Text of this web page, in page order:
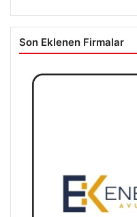
Son Eklenen Firmalar